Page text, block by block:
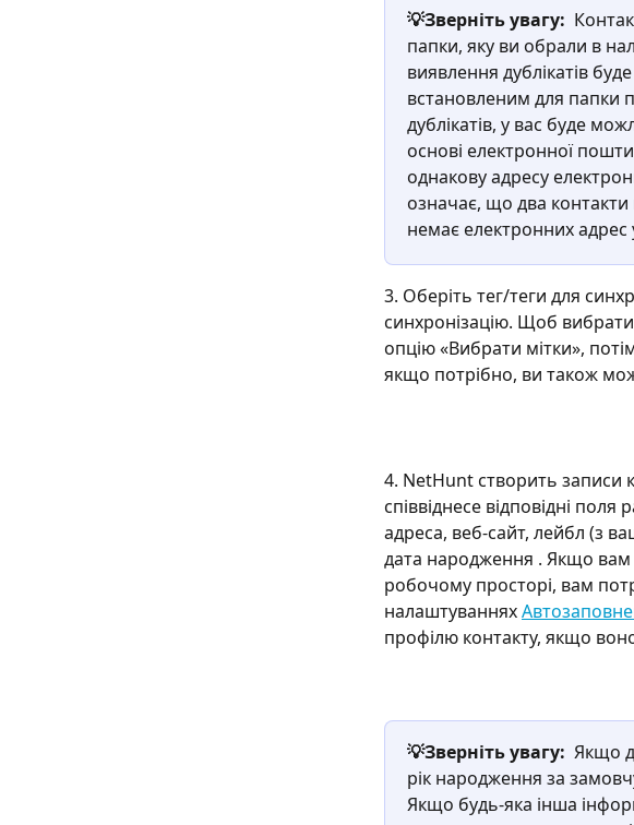
💡Зверніть увагу:
папки, яку ви обрали в
виявлення дублікатів
встановленим для папки
дублікатів, у вас буде
основі електронної
однакову адресу
означає, що два
немає електронних
3. Оберіть тег/теги для
синхронізацію. Щоб
опцію «Вибрати мітки»,
якщо потрібно, ви також
4. NetHunt створить записи
співвіднесе відповідні
адреса, веб-сайт, лейбл (з
дата народження . Якщо вам
робочому просторі, вам
налаштуваннях
профілю контакту, якщо
💡Зверніть увагу: Якщо
рік народження за
Якщо будь-яка інша